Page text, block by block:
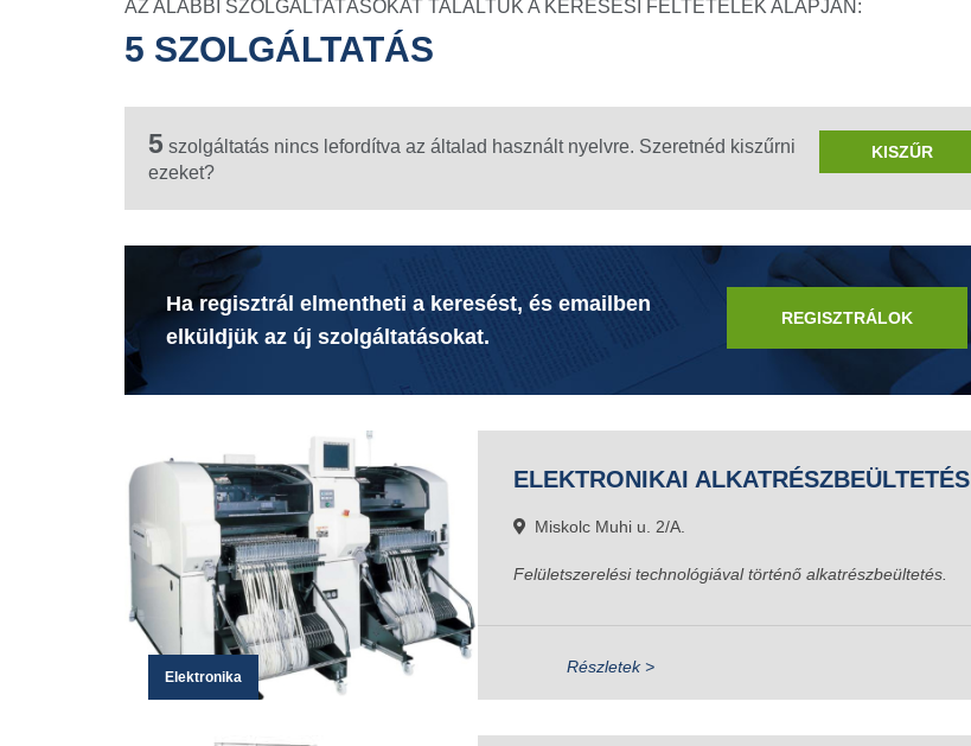
AZ ALÁBBI SZOLGÁLTATÁSOKAT TALÁLTUK A KERESÉSI FELTÉTELEK ALAPJÁN:
5 SZOLGÁLTATÁS
5 szolgáltatás nincs lefordítva az általad használt nyelvre. Szeretnéd kiszűrni
ezeket?
KISZŰR
Ha regisztrál elmentheti a keresést, és emailben
elküldjük az új szolgáltatásokat.
REGISZTRÁLOK
Elektronika
ELEKTRONIKAI ALKATRÉSZBEÜLTETÉS
Miskolc Muhi u. 2/A.
Felületszerelési technológiával történő alkatrészbeültetés.
Részletek >